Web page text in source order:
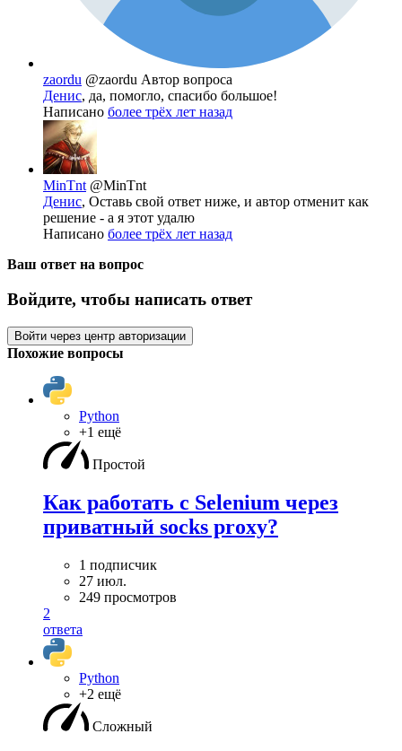
zaordu @zaordu Автор вопроса
Денис, да, помогло, спасибо большое!
Написано более трёх лет назад
MinTnt @MinTnt
Денис, Оставь свой ответ ниже, и автор отменит как
решение - а я этот удалю
Написано более трёх лет назад
Ваш ответ на вопрос
Войдите, чтобы написать ответ
Войти через центр авторизации
Похожие вопросы
Python
+1 ещё
Простой
Как работать с Selenium через
приватный socks proxy?
1 подписчик
27 июл.
249 просмотров
2
ответа
Python
+2 ещё
Сложный